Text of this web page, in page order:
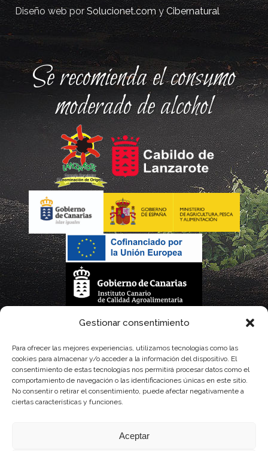
Gestionar consentimiento
Para ofrecer las mejores experiencias, utilizamos tecnologías como las
cookies para almacenar y/o acceder a la información del dispositivo. El
consentimiento de estas tecnologías nos permitirá procesar datos como el
comportamiento de navegación o las identificaciones únicas en este sitio.
No consentir o retirar el consentimiento, puede afectar negativamente a
ciertas características y funciones.
Aceptar
Diseño web porSolucionet.comyCibernatural
Se recomienda el consumo
moderado de alcohol
La gestión de la DOP Lanzarote realizada por este Consejo Regulador es financiada,
con fondos provenientes del presupuesto de gastos del Instituto Canario de
Calidad Agroalimentaria